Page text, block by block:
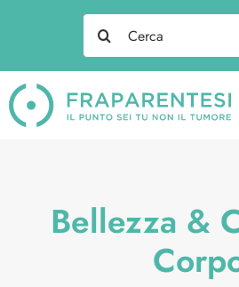
Search
for:
Bellezza &